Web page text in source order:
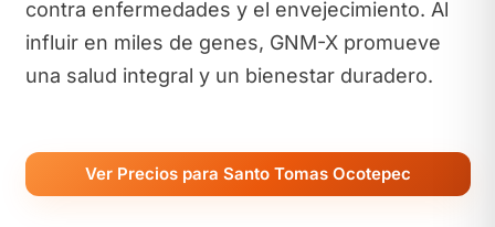
contra enfermedades y el envejecimiento. Al
influir en miles de genes, GNM-X promueve
una salud integral y un bienestar duradero.
Ver Precios para Santo Tomas Ocotepec